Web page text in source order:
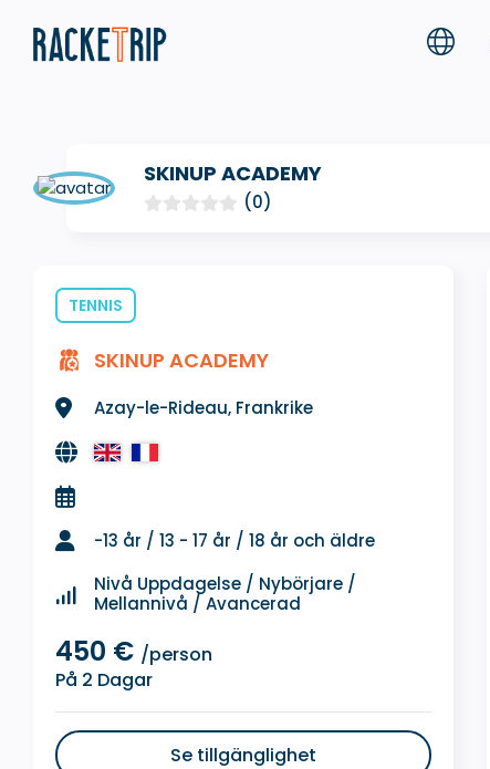
SKINUP ACADEMY
(0)
TENNIS
SKINUP ACADEMY
Azay-le-Rideau, Frankrike
-13 år / 13 - 17 år / 18 år och äldre
Nivå Uppdagelse / Nybörjare /
Mellannivå / Avancerad
450 € /person
På 2 Dagar
Se tillgänglighet